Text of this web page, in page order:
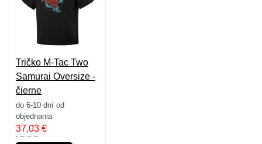
Tričko M-Tac Two
Samurai Oversize -
čierne
do 6-10 dní od
objednania
37,03 €